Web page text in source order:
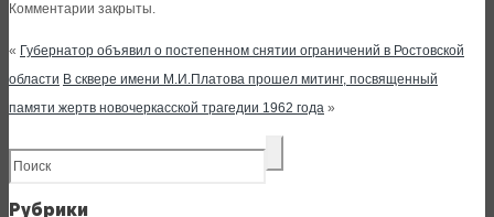
Комментарии закрыты.
« Губернатор объявил о постепенном снятии ограничений в Ростовской
области В сквере имени М.И.Платова прошел митинг, посвященный
памяти жертв новочеркасской трагедии 1962 года »
Рубрики